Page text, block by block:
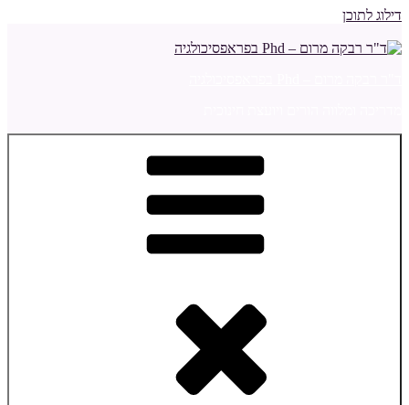
דילוג לתוכן